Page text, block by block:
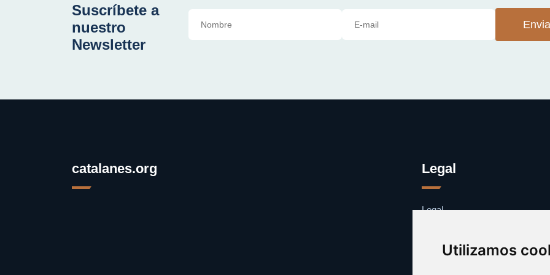
Utilizamos
Suscríbete a
nuestro
Newsletter
catalanes.org Legal
Legal
Contacto